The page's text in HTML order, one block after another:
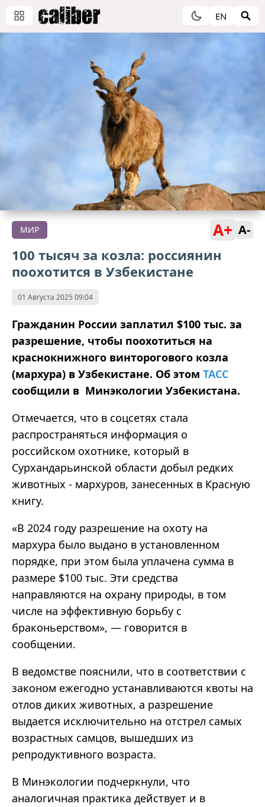
EN
МИР A+ A-
100 тысяч за козла: россиянин
поохотится в Узбекистане
01 Августа 2025 09:04
Гражданин России заплатил $100 тыс. за
разрешение, чтобы поохотиться на
краснокнижного винторогового козла
(мархура) в Узбекистане. Об этом ТАСС
сообщили в Минэкологии Узбекистана.
Отмечается, что в соцсетях стала
распространяться информация о
российском охотнике, который в
Сурхандарьинской области добыл редких
животных - мархуров, занесенных в Красную
книгу.
«В 2024 году разрешение на охоту на
мархура было выдано в установленном
порядке, при этом была уплачена сумма в
размере $100 тыс. Эти средства
направляются на охрану природы, в том
числе на эффективную борьбу с
браконьерством», — говорится в
сообщении.
В ведомстве пояснили, что в соответствии с
законом ежегодно устанавливаются квоты на
отлов диких животных, а разрешение
выдается исключительно на отстрел самых
возрастных самцов, вышедших из
репродуктивного возраста.
В Минэкологии подчеркнули, что
аналогичная практика действует и в